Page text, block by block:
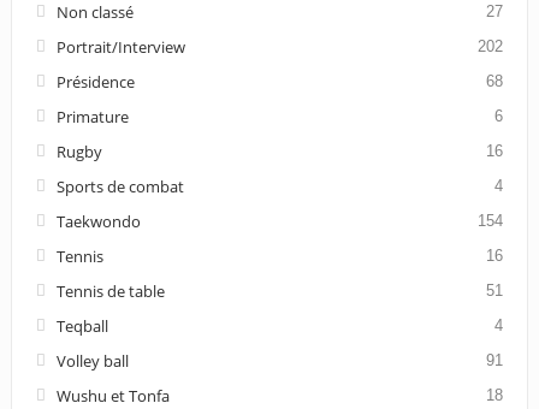
Non classé 27
Portrait/Interview 202
Présidence 68
Primature 6
Rugby 16
Sports de combat 4
Taekwondo 154
Tennis 16
Tennis de table 51
Teqball 4
Volley ball 91
Wushu et Tonfa 18